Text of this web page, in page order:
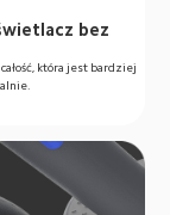
bez
która jest bardziej